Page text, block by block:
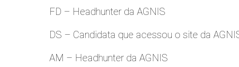
FD – Headhunter da AGNIS
DS – Candidata que acessou o site da
AM – Headhunter da AGNIS